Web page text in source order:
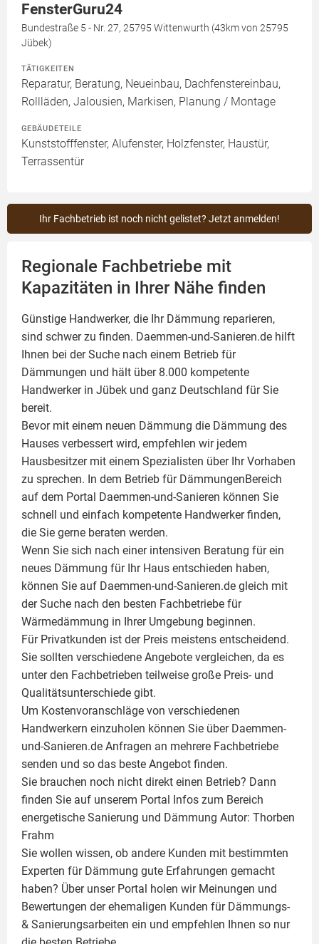
FensterGuru24
Bundestraße 5 - Nr. 27, 25795 Wittenwurth (43km von 25795
Jübek)
TÄTIGKEITEN
Reparatur, Beratung, Neueinbau, Dachfenstereinbau,
Rollläden, Jalousien, Markisen, Planung / Montage
GEBÄUDETEILE
Kunststofffenster, Alufenster, Holzfenster, Haustür,
Terrassentür
Ihr Fachbetrieb ist noch nicht gelistet? Jetzt anmelden!
Regionale Fachbetriebe mit
Kapazitäten in Ihrer Nähe finden
Günstige Handwerker, die Ihr Dämmung reparieren,
sind schwer zu finden. Daemmen-und-Sanieren.de hilft
Ihnen bei der Suche nach einem Betrieb für
Dämmungen und hält über 8.000 kompetente
Handwerker in Jübek und ganz Deutschland für Sie
bereit.
Bevor mit einem neuen Dämmung die Dämmung des
Hauses verbessert wird, empfehlen wir jedem
Hausbesitzer mit einem Spezialisten über Ihr Vorhaben
zu sprechen. In dem Betrieb für DämmungenBereich
auf dem Portal Daemmen-und-Sanieren können Sie
schnell und einfach kompetente Handwerker finden,
die Sie gerne beraten werden.
Wenn Sie sich nach einer intensiven Beratung für ein
neues Dämmung für Ihr Haus entschieden haben,
können Sie auf Daemmen-und-Sanieren.de gleich mit
der Suche nach den besten Fachbetriebe für
Wärmedämmung in Ihrer Umgebung beginnen.
Für Privatkunden ist der Preis meistens entscheidend.
Sie sollten verschiedene Angebote vergleichen, da es
unter den Fachbetrieben teilweise große Preis- und
Qualitätsunterschiede gibt.
Um Kostenvoranschläge von verschiedenen
Handwerkern einzuholen können Sie über Daemmen-
und-Sanieren.de Anfragen an mehrere Fachbetriebe
senden und so das beste Angebot finden.
Sie brauchen noch nicht direkt einen Betrieb? Dann
finden Sie auf unserem Portal Infos zum Bereich
energetische Sanierung und Dämmung Autor: Thorben
Frahm
Sie wollen wissen, ob andere Kunden mit bestimmten
Experten für Dämmung gute Erfahrungen gemacht
haben? Über unser Portal holen wir Meinungen und
Bewertungen der ehemaligen Kunden für Dämmungs-
& Sanierungsarbeiten ein und empfehlen Ihnen so nur